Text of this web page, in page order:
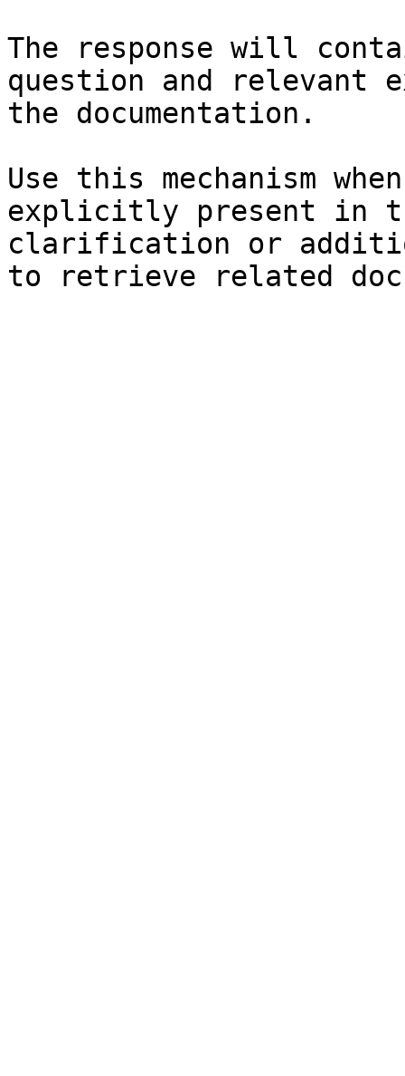
The response will
question and relevant
the documentation.
Use this mechanism
explicitly present in
clarification or